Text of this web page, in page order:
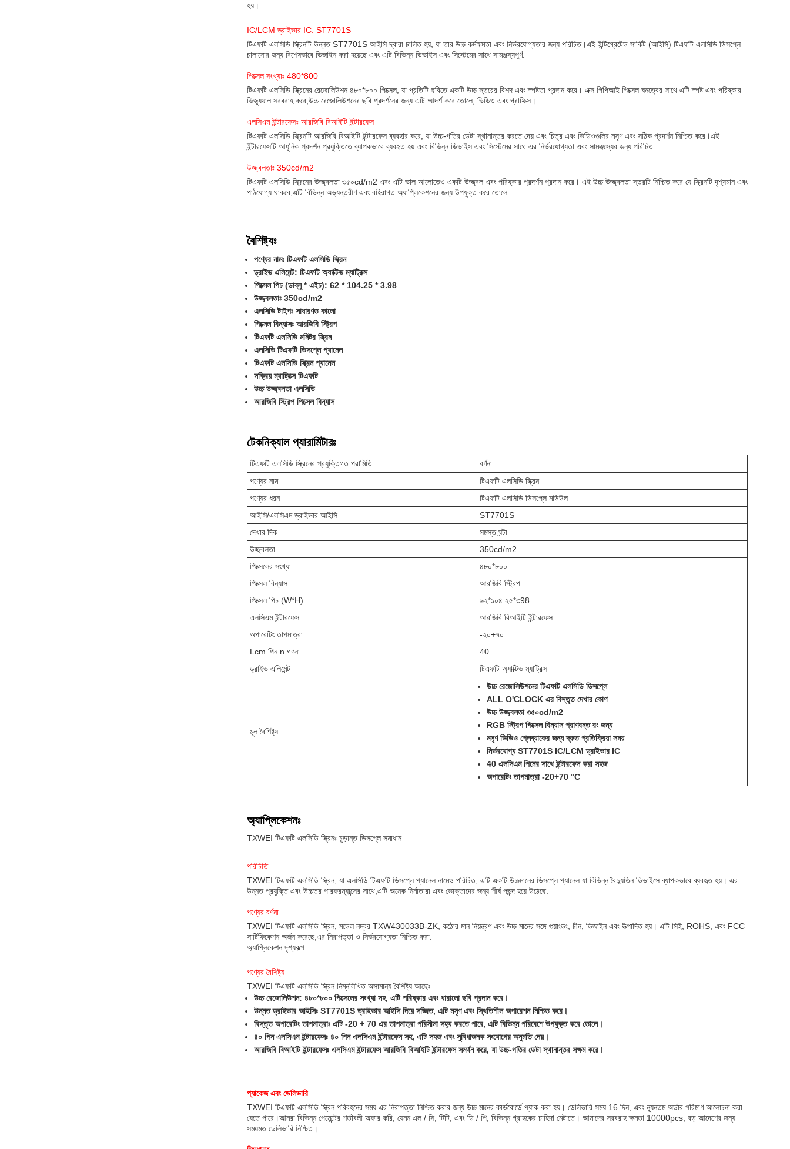
হয়।
IC/LCM ড্রাইভার IC: ST7701S
টিএফটি এলসিডি স্ক্রিনটি উন্নত ST7701S আইসি দ্বারা চালিত হয়, যা তার উচ্চ কর্মক্ষমতা এবং নির্ভরযোগ্যতার জন্য পরিচিত।এই ইন্টিগ্রেটেড সার্কিট (আইসি) টিএফটি এলসিডি ডিসপ্লে
চালানোর জন্য বিশেষভাবে ডিজাইন করা হয়েছে এবং এটি বিভিন্ন ডিভাইস এবং সিস্টেমের সাথে সামঞ্জস্যপূর্ণ.
পিক্সেল সংখ্যাঃ 480*800
টিএফটি এলসিডি স্ক্রিনের রেজোলিউশন ৪৮০*৮০০ পিক্সেল, যা প্রতিটি ছবিতে একটি উচ্চ স্তরের বিশদ এবং স্পষ্টতা প্রদান করে। এক্স পিপিআই পিক্সেল ঘনত্বের সাথে এটি স্পষ্ট এবং পরিষ্কার
ভিজ্যুয়াল সরবরাহ করে,উচ্চ রেজোলিউশনের ছবি প্রদর্শনের জন্য এটি আদর্শ করে তোলে, ভিডিও এবং গ্রাফিক্স।
এলসিএম ইন্টারফেসঃ আরজিবি বিআইটি ইন্টারফেস
টিএফটি এলসিডি স্ক্রিনটি আরজিবি বিআইটি ইন্টারফেস ব্যবহার করে, যা উচ্চ-গতির ডেটা স্থানান্তর করতে দেয় এবং চিত্র এবং ভিডিওগুলির মসৃণ এবং সঠিক প্রদর্শন নিশ্চিত করে।এই
ইন্টারফেসটি আধুনিক প্রদর্শন প্রযুক্তিতে ব্যাপকভাবে ব্যবহৃত হয় এবং বিভিন্ন ডিভাইস এবং সিস্টেমের সাথে এর নির্ভরযোগ্যতা এবং সামঞ্জস্যের জন্য পরিচিত.
উজ্জ্বলতাঃ 350cd/m2
টিএফটি এলসিডি স্ক্রিনের উজ্জ্বলতা ৩৫০cd/m2 এবং এটি ভাল আলোতেও একটি উজ্জ্বল এবং পরিষ্কার প্রদর্শন প্রদান করে। এই উচ্চ উজ্জ্বলতা স্তরটি নিশ্চিত করে যে স্ক্রিনটি দৃশ্যমান এবং
পাঠযোগ্য থাকবে,এটি বিভিন্ন অভ্যন্তরীণ এবং বহিরাগত অ্যাপ্লিকেশনের জন্য উপযুক্ত করে তোলে.
বৈশিষ্ট্যঃ
পণ্যের নামঃ টিএফটি এলসিডি স্ক্রিন
ড্রাইভ এলিমেন্ট: টিএফটি অ্যাক্টিভ ম্যাট্রিক্স
পিক্সেল পিচ (ডাব্লু * এইচ): 62 * 104.25 * 3.98
উজ্জ্বলতাঃ 350cd/m2
এলসিডি টাইপঃ সাধারণত কালো
পিক্সেল বিন্যাসঃ আরজিবি স্ট্রিপ
টিএফটি এলসিডি মনিটর স্ক্রিন
এলসিডি টিএফটি ডিসপ্লে প্যানেল
টিএফটি এলসিডি স্ক্রিন প্যানেল
সক্রিয় ম্যাট্রিক্স টিএফটি
উচ্চ উজ্জ্বলতা এলসিডি
আরজিবি স্ট্রিপ পিক্সেল বিন্যাস
টেকনিক্যাল প্যারামিটারঃ
টিএফটি এলসিডি স্ক্রিনের প্রযুক্তিগত পরামিতি
বর্ণনা
পণ্যের নাম
টিএফটি এলসিডি স্ক্রিন
পণ্যের ধরন
টিএফটি এলসিডি ডিসপ্লে মডিউল
আইসি/এলসিএম ড্রাইভার আইসি
ST7701S
দেখার দিক
সমস্ত ঘন্টা
উজ্জ্বলতা
350cd/m2
পিক্সেলের সংখ্যা
৪৮০*৮০০
পিক্সেল বিন্যাস
আরজিবি স্ট্রিপ
পিক্সেল পিচ (W*H)
৬২*১০৪.২৫*৩98
এলসিএম ইন্টারফেস
আরজিবি বিআইটি ইন্টারফেস
অপারেটিং তাপমাত্রা
-২০+৭০
Lcm পিন n গণনা
40
ড্রাইভ এলিমেন্ট
টিএফটি অ্যাক্টিভ ম্যাট্রিক্স
মূল বৈশিষ্ট্য
উচ্চ রেজোলিউশনের টিএফটি এলসিডি ডিসপ্লে
ALL O'CLOCK এর বিস্তৃত দেখার কোণ
উচ্চ উজ্জ্বলতা ৩৫০cd/m2
RGB স্ট্রিপ পিক্সেল বিন্যাস প্রাণবন্ত রং জন্য
মসৃণ ভিডিও প্লেব্যাকের জন্য দ্রুত প্রতিক্রিয়া সময়
নির্ভরযোগ্য ST7701S IC/LCM ড্রাইভার IC
40 এলসিএম পিনের সাথে ইন্টারফেস করা সহজ
অপারেটিং তাপমাত্রা -20+70 °C
অ্যাপ্লিকেশনঃ
TXWEI টিএফটি এলসিডি স্ক্রিনঃ চূড়ান্ত ডিসপ্লে সমাধান
পরিচিতি
TXWEI টিএফটি এলসিডি স্ক্রিন, যা এলসিডি টিএফটি ডিসপ্লে প্যানেল নামেও পরিচিত, এটি একটি উচ্চমানের ডিসপ্লে প্যানেল যা বিভিন্ন বৈদ্যুতিন ডিভাইসে ব্যাপকভাবে ব্যবহৃত হয়। এর
উন্নত প্রযুক্তি এবং উচ্চতর পারফরম্যান্সের সাথে,এটি অনেক নির্মাতারা এবং ভোক্তাদের জন্য শীর্ষ পছন্দ হয়ে উঠেছে.
পণ্যের বর্ণনা
TXWEI টিএফটি এলসিডি স্ক্রিন, মডেল নম্বর TXW430033B-ZK, কঠোর মান নিয়ন্ত্রণ এবং উচ্চ মানের সঙ্গে গুয়াংডং, চীন, ডিজাইন এবং উত্পাদিত হয়। এটি সিই, ROHS, এবং FCC
সার্টিফিকেশন অর্জন করেছে,এর নিরাপত্তা ও নির্ভরযোগ্যতা নিশ্চিত করা.
অ্যাপ্লিকেশন দৃশ্যকল্প
পণ্যের বৈশিষ্ট্য
TXWEI টিএফটি এলসিডি স্ক্রিন নিম্নলিখিত অসামান্য বৈশিষ্ট্য আছেঃ
উচ্চ রেজোলিউশন: ৪৮০*৮০০ পিক্সেলের সংখ্যা সহ, এটি পরিষ্কার এবং ধারালো ছবি প্রদান করে।
উন্নত ড্রাইভার আইসিঃ ST7701S ড্রাইভার আইসি দিয়ে সজ্জিত, এটি মসৃণ এবং স্থিতিশীল অপারেশন নিশ্চিত করে।
বিস্তৃত অপারেটিং তাপমাত্রাঃ এটি -20 + 70 এর তাপমাত্রা পরিসীমা সহ্য করতে পারে, এটি বিভিন্ন পরিবেশে উপযুক্ত করে তোলে।
৪০ পিন এলসিএম ইন্টারফেসঃ ৪০ পিন এলসিএম ইন্টারফেস সহ, এটি সহজ এবং সুবিধাজনক সংযোগের অনুমতি দেয়।
আরজিবি বিআইটি ইন্টারফেসঃ এলসিএম ইন্টারফেস আরজিবি বিআইটি ইন্টারফেস সমর্থন করে, যা উচ্চ-গতির ডেটা স্থানান্তর সক্ষম করে।
প্যাকেজ এবং ডেলিভারি
TXWEI টিএফটি এলসিডি স্ক্রিন পরিবহনের সময় এর নিরাপত্তা নিশ্চিত করার জন্য উচ্চ মানের কার্ডবোর্ডে প্যাক করা হয়। ডেলিভারি সময় 16 দিন, এবং ন্যূনতম অর্ডার পরিমাণ আলোচনা করা
যেতে পারে।আমরা বিভিন্ন পেমেন্টের শর্তাবলী অফার করি, যেমন এল / সি, টিটি, এবং ডি / পি, বিভিন্ন গ্রাহকের চাহিদা মেটাতে। আমাদের সরবরাহ ক্ষমতা 10000pcs, বড় আদেশের জন্য
সময়মত ডেলিভারি নিশ্চিত।